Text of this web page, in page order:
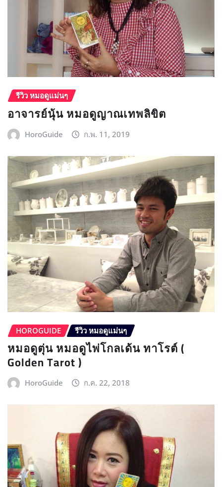
รีวิว หมอดูแม่นๆ
อาจารย์นุ้น หมอดูญาณเทพลิขิต
HoroGuide ก.พ. 11, 2019
HOROGUIDE รีวิว หมอดูแม่นๆ
หมอดูตุ่น หมอดูไพ่โกลเด้น ทาโรต์ (
Golden Tarot )
HoroGuide ก.ค. 22, 2018